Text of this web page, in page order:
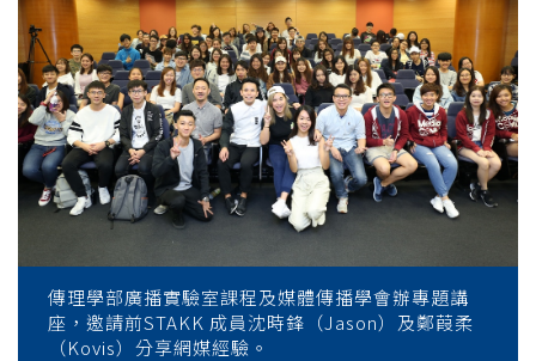
存
之
道」
講
傳理學部廣播實驗室課程及媒體傳播學會辦專題講
座，邀請前STAKK 成員沈時鋒（Jason）及鄭葭柔
（Kovis）分享網媒經驗。